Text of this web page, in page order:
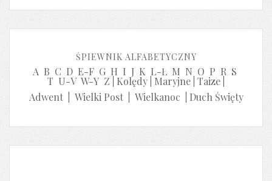
ŚPIEWNIK ALFABETYCZNY
A B C D E-F G H I J K L-Ł M N O P R S
T U-V W-Y Z Kolędy Maryjne Taize
Adwent| Wielki Post| Wielkanoc Duch Święty